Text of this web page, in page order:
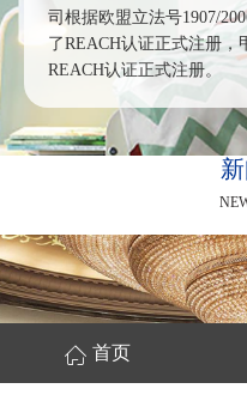
司根据欧盟立法号1907/
了REACH认证正式注册，
REACH认证正式注册。
工业级甲酸钙在水泥、混
首页